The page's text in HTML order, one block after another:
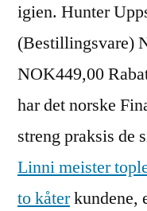
igien. Hunter
(Bestillingsvare)
NOK449,00
har det norske
streng praksis de
Linni meister
to kåterkundene,